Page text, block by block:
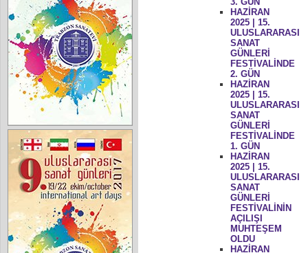
HAZİRAN
2025 | 15.
ULUSLARARASI
SANAT
GÜNLERİ
FESTİVALİNDE
2. GÜN
HAZİRAN
2025 | 15.
ULUSLARARASI
SANAT
GÜNLERİ
FESTİVALİNDE
1. GÜN
HAZİRAN
2025 | 15.
ULUSLARARASI
SANAT
GÜNLERİ
FESTİVALİNİN
AÇILIŞI
MUHTEŞEM
OLDU
HAZİRAN